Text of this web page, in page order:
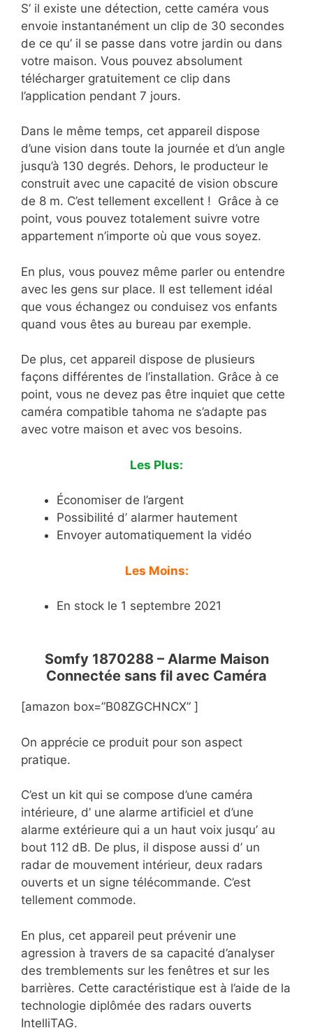
S’ il existe une détection, cette caméra vous
envoie instantanément un clip de 30 secondes
de ce qu’ il se passe dans votre jardin ou dans
votre maison. Vous pouvez absolument
télécharger gratuitement ce clip dans
l’application pendant 7 jours.
Dans le même temps, cet appareil dispose
d’une vision dans toute la journée et d’un angle
jusqu’à 130 degrés. Dehors, le producteur le
construit avec une capacité de vision obscure
de 8 m. C’est tellement excellent ! Grâce à ce
point, vous pouvez totalement suivre votre
appartement n’importe où que vous soyez.
En plus, vous pouvez même parler ou entendre
avec les gens sur place. Il est tellement idéal
que vous échangez ou conduisez vos enfants
quand vous êtes au bureau par exemple.
De plus, cet appareil dispose de plusieurs
façons différentes de l’installation. Grâce à ce
point, vous ne devez pas être inquiet que cette
caméra compatible tahoma ne s’adapte pas
avec votre maison et avec vos besoins.
Les Plus:
Économiser de l’argent
Possibilité d’ alarmer hautement
Envoyer automatiquement la vidéo
Les Moins:
En stock le 1 septembre 2021
Somfy 1870288 – Alarme Maison
Connectée sans fil avec Caméra
[amazon box=”B08ZGCHNCX” ]
On apprécie ce produit pour son aspect
pratique.
C’est un kit qui se compose d’une caméra
intérieure, d’ une alarme artificiel et d’une
alarme extérieure qui a un haut voix jusqu’ au
bout 112 dB. De plus, il dispose aussi d’ un
radar de mouvement intérieur, deux radars
ouverts et un signe télécommande. C’est
tellement commode.
En plus, cet appareil peut prévenir une
agression à travers de sa capacité d’analyser
des tremblements sur les fenêtres et sur les
barrières. Cette caractéristique est à l’aide de la
technologie diplômée des radars ouverts
IntelliTAG.